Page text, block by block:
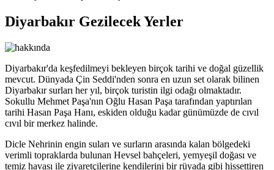
Diyarbakır Gezilecek Yerler
Diyarbakır'da keşfedilmeyi bekleyen birçok tarihi ve doğal güzellik
mevcut. Dünyada Çin Seddi'nden sonra en uzun set olarak bilinen
Diyarbakır surları her yıl, birçok turistin ilgi odağı olmaktadır.
Sokullu Mehmet Paşa'nın Oğlu Hasan Paşa tarafından yaptırılan
tarihi Hasan Paşa Hanı, eskiden olduğu kadar günümüzde de cıvıl
cıvıl bir merkez halinde.
Dicle Nehrinin engin suları ve surların arasında kalan bölgedeki
verimli topraklarda bulunan Hevsel bahçeleri, yemyeşil doğası ve
temiz havası ile ziyaretçilerine kendilerini bir rüyada gibi hissettiren